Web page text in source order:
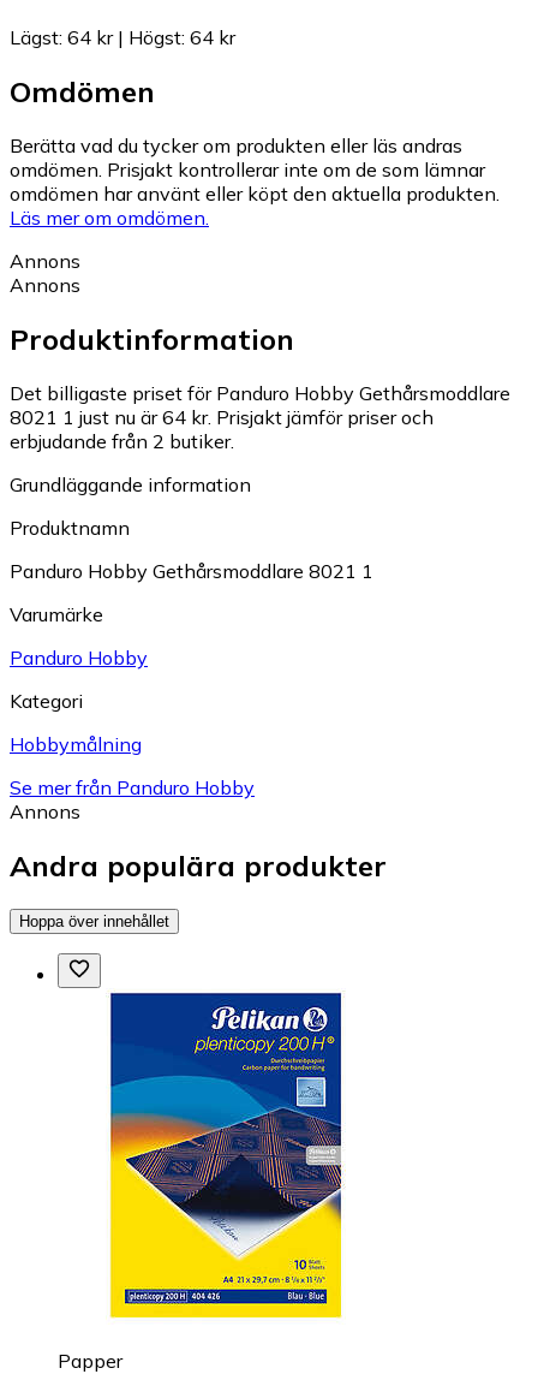
Lägst: 64 kr| Högst: 64 kr
Omdömen
Berätta vad du tycker om produkten eller läs andras
omdömen. Prisjakt kontrollerar inte om de som lämnar
omdömen har använt eller köpt den aktuella produkten.
Läs mer om omdömen.
Annons
Annons
Produktinformation
Det billigaste priset för Panduro Hobby Gethårsmoddlare
8021 1 just nu är 64 kr. Prisjakt jämför priser och
erbjudande från 2 butiker.
Grundläggande information
Produktnamn
Panduro Hobby Gethårsmoddlare 8021 1
Varumärke
Panduro Hobby
Kategori
Hobbymålning
Se mer från Panduro Hobby
Annons
Andra populära produkter
Hoppa över innehållet
Papper